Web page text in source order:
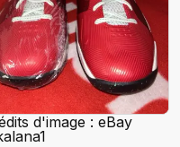
d'image : eBay